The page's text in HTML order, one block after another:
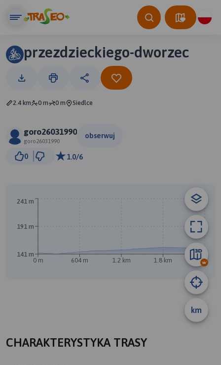
przezdzieckiego-dworzec
2.4 km 0 m 0 m Siedlce
goro26031990
goro26031990
obserwuj
0 1.0/6
km
0 m 604 m 1.2 km 1.8 km 2.4 km
141 m
191 m
241 m
CHARAKTERYSTYKA TRASY